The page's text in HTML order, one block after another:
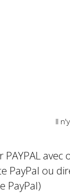
Il
avec
PayPal ou
PayPal)